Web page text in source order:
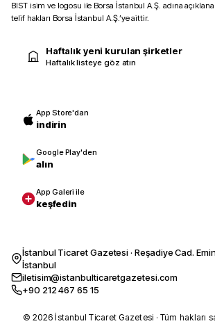
BIST isim ve logosu ile Borsa İstanbul A.Ş. adına
telif hakları Borsa İstanbul A.Ş.’ye aittir.
Haftalık yeni kurulan şirketler
Haftalık listeye göz atın
App Store'dan
indirin
Google Play'den
alın
App Galeri ile
keşfedin
İstanbul Ticaret Gazetesi · Reşadiye Cad.
İstanbul
iletisim@istanbulticaretgazetesi.com
+90 212 467 65 15
© 2026 İstanbul Ticaret Gazetesi · Tüm hakları